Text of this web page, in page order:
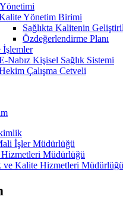
Yönetim Birimi
Sağlıkta Kalitenin
Özdeğerlendirme Planı
İşlemler
Nabız Kişisel Sağlık Sistemi
Çalışma Cetveli
İşler Müdürlüğü
Hizmetleri Müdürlüğü
ve Kalite Hizmetleri Müdürlüğü